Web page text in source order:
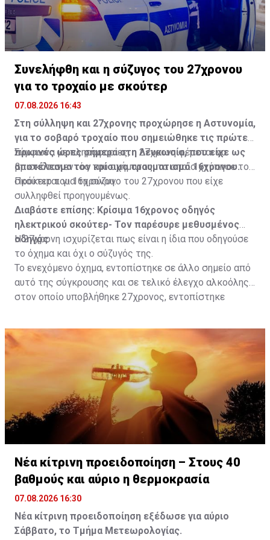
Συνελήφθη και η σύζυγος του 27χρονου
για το τροχαίο με σκούτερ
07.08.2026 16:43
Στη σύλληψη και 27χρονης προχώρησε η Αστυνομία,
για το σοβαρό τροχαίο που σημειώθηκε τις πρώτες
πρωινές ώρες σήμερα στη Λευκωσία, που είχε ως
αποτέλεσμα τον κρίσιμο τραυματισμό 16χρονου.
Σύμφωνα με πληροφορίες, η 27χρονη φέρεται να
βρισκόταν εντός του οχήματος, το οποίο χτύπησε το
σκούτερ του 16χρονου.
Πρόκειται για τη σύζυγο του 27χρονου που είχε
συλληφθεί προηγουμένως.
Διαβάστε επίσης: Κρίσιμα 16χρονος οδηγός
ηλεκτρικού σκούτερ- Τον παρέσυρε μεθυσμένος
οδηγός
Η 27χρονη ισχυρίζεται πως είναι η ίδια που οδηγούσε
το όχημα και όχι ο σύζυγός της.
Το ενεχόμενο όχημα, εντοπίστηκε σε άλλο σημείο από
αυτό της σύγκρουσης και σε τελικό έλεγχο αλκοόλης
στον οποίο υποβλήθηκε 27χρονος, εντοπίστηκε
είναι το ανώτατο από τον Νόμο όριο και συνελήφθη
για αυτόφωρο αδίκημα.
Νέα κίτρινη προειδοποίηση – Στους 40
βαθμούς και αύριο η θερμοκρασία
07.08.2026 16:30
Νέα κίτρινη προειδοποίηση εξέδωσε για αύριο
Σάββατο, το Τμήμα Μετεωρολογίας.